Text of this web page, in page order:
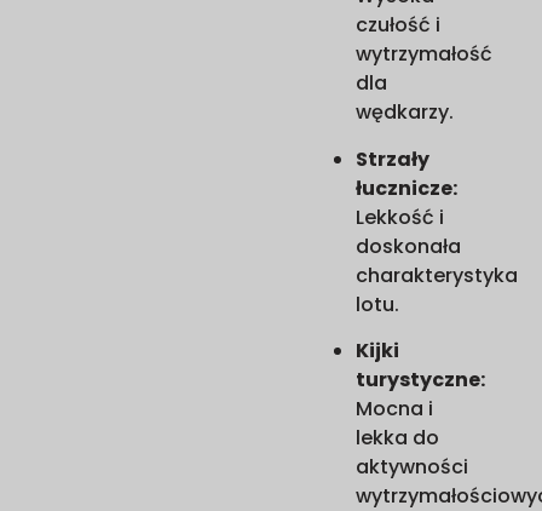
czułość i
wytrzymałość
dla
wędkarzy.
Strzały
łucznicze:
Lekkość i
doskonała
charakterystyka
lotu.
Kijki
turystyczne:
Mocna i
lekka do
aktywności